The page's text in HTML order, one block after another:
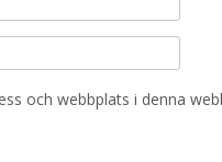
och webbplats i denna